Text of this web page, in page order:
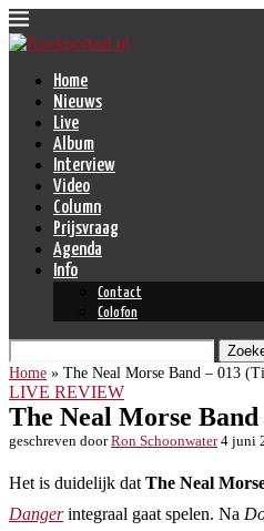
Home
Nieuws
Live
Album
Interview
Video
Column
Prijsvraag
Agenda
Info
Contact
Colofon
Home » The Neal Morse Band – 013
LIVE REVIEW
The Neal Morse
geschreven doorRon Schoonwater 4 juni
Het is duidelijk dat The Neal
Dangerintegraal gaat spelen. Na